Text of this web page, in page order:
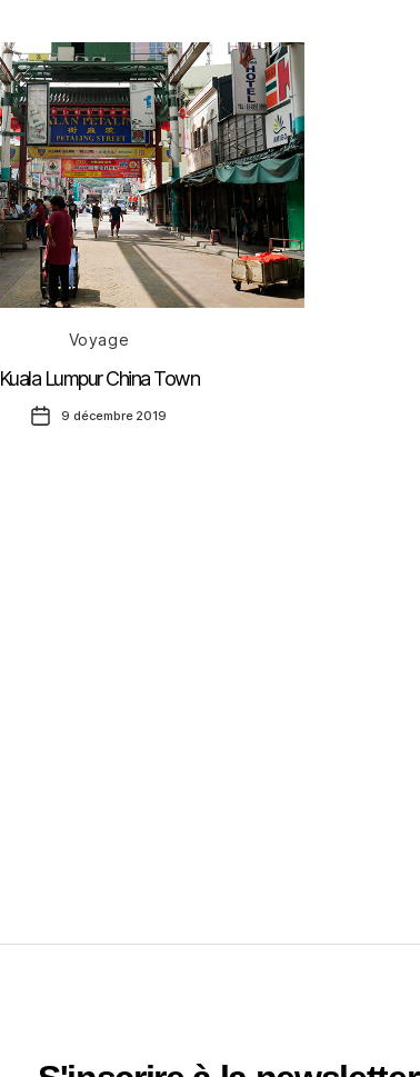
Voyage
Kuala Lumpur China Town
Date
de
9 décembre 2019